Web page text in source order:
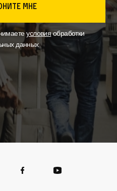
мне
условияобработки
данных